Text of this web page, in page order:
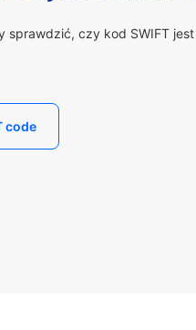
sprawdzić, czy kod SWIFT jest
code